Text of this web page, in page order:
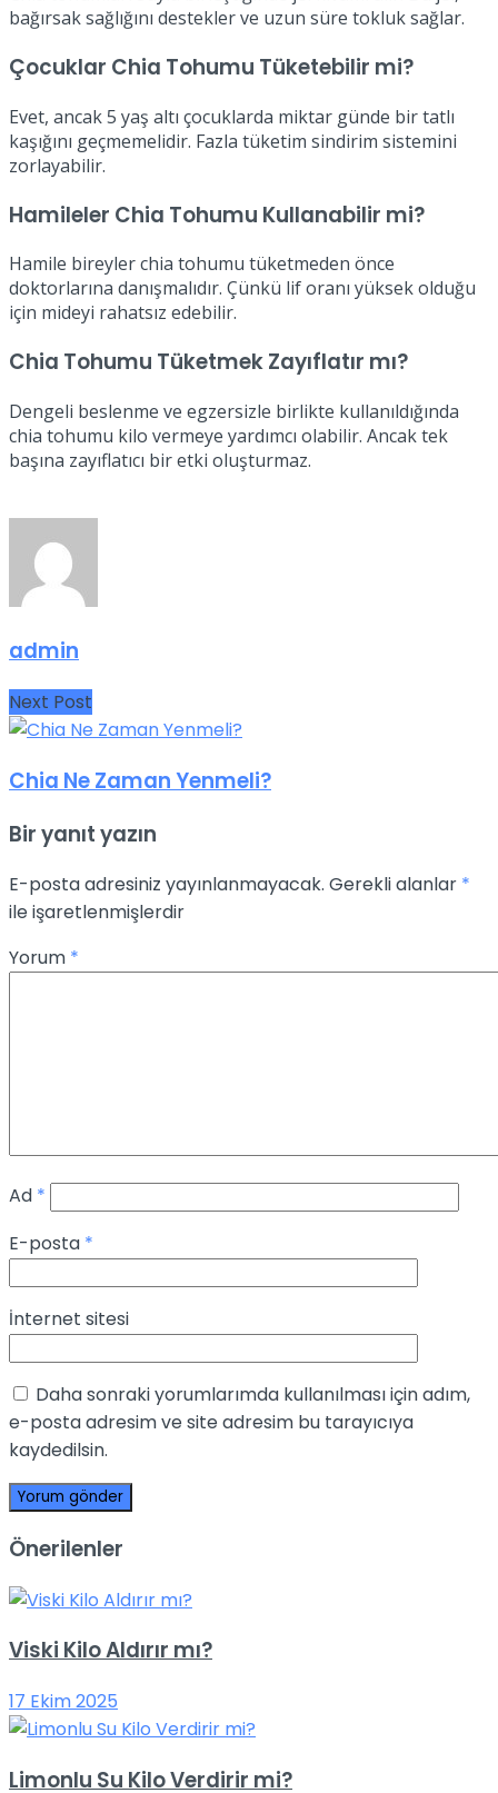
bağırsak sağlığını destekler ve uzun süre tokluk sağlar.
Çocuklar Chia Tohumu Tüketebilir mi?
Evet, ancak 5 yaş altı çocuklarda miktar günde bir tatlı
kaşığını geçmemelidir. Fazla tüketim sindirim sistemini
zorlayabilir.
Hamileler Chia Tohumu Kullanabilir mi?
Hamile bireyler chia tohumu tüketmeden önce
doktorlarına danışmalıdır. Çünkü lif oranı yüksek olduğu
için mideyi rahatsız edebilir.
Chia Tohumu Tüketmek Zayıflatır mı?
Dengeli beslenme ve egzersizle birlikte kullanıldığında
chia tohumu kilo vermeye yardımcı olabilir. Ancak tek
başına zayıflatıcı bir etki oluşturmaz.
admin
Next Post
Chia Ne Zaman Yenmeli?
Bir yanıt yazın
E-posta adresiniz yayınlanmayacak. Gerekli alanlar *
ile işaretlenmişlerdir
Yorum *
Ad *
E-posta *
İnternet sitesi
Daha sonraki yorumlarımda kullanılması için adım,
e-posta adresim ve site adresim bu tarayıcıya
kaydedilsin.
Önerilenler
Viski Kilo Aldırır mı?
17 Ekim 2025
Limonlu Su Kilo Verdirir mi?